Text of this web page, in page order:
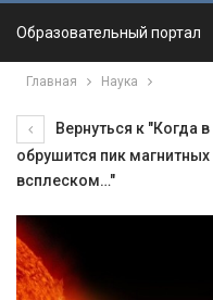
Образовательный портал
Главная Наука
Вернуться к "Когда
обрушится пик магнитных
всплеском…"